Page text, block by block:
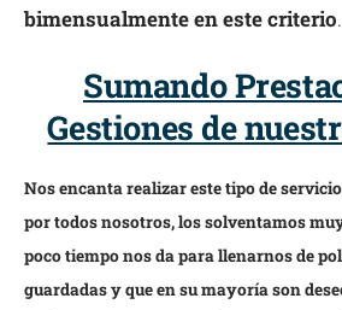
bimensualmente en este criterio.
Sumando
Gestiones de
Nos encanta realizar este tipo de
por todos nosotros, los solventamos
poco tiempo nos da para llenarnos de
guardadas y que en su mayoría son